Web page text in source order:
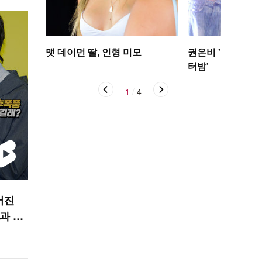
진
현
맷 데이먼 딸, 인형 미모
권은비 '야구장
터밤'
1 4